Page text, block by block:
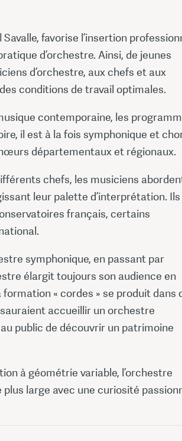
favorise l’insertion
d’orchestre. Ainsi, de jeunes
d’orchestre, aux chefs et aux
conditions de travail optimales.
contemporaine, les
il est à la fois symphonique et
départementaux et régionaux.
chefs, les musiciens
leur palette d’interprétation. Ils
français, certains
symphonique, en passant par
élargit toujours son audience en
« cordes » se produit dans
accueillir un orchestre
public de découvrir un patrimoine
à géométrie variable, l’orchestre
large avec une curiosité